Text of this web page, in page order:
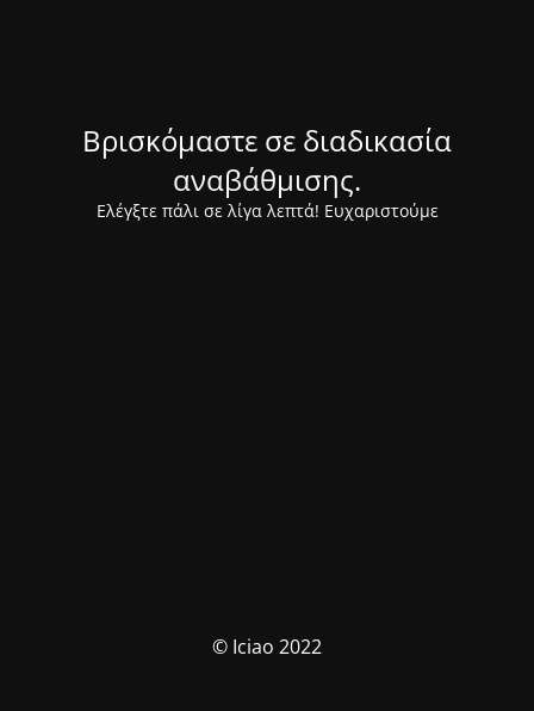
Βρισκόμαστε σε διαδικασία
αναβάθμισης.
Ελέγξτε πάλι σε λίγα λεπτά! Ευχαριστούμε
© Iciao 2022